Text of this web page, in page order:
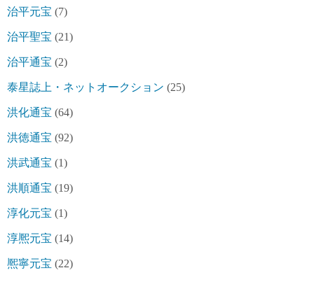
治平元宝 (7)
治平聖宝 (21)
治平通宝 (2)
泰星誌上・ネットオークション (25)
洪化通宝 (64)
洪徳通宝 (92)
洪武通宝 (1)
洪順通宝 (19)
淳化元宝 (1)
淳熈元宝 (14)
熈寧元宝 (22)